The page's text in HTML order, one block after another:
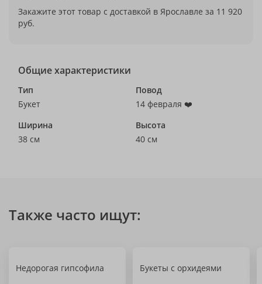
Закажите этот товар с доставкой в Ярославле за 11 920
руб.
Общие характеристики
Тип
Букет
Повод
14 февраля ❤️
Ширина
38 см
Высота
40 см
Также часто ищут:
Недорогая гипсофила Букеты с орхидеями